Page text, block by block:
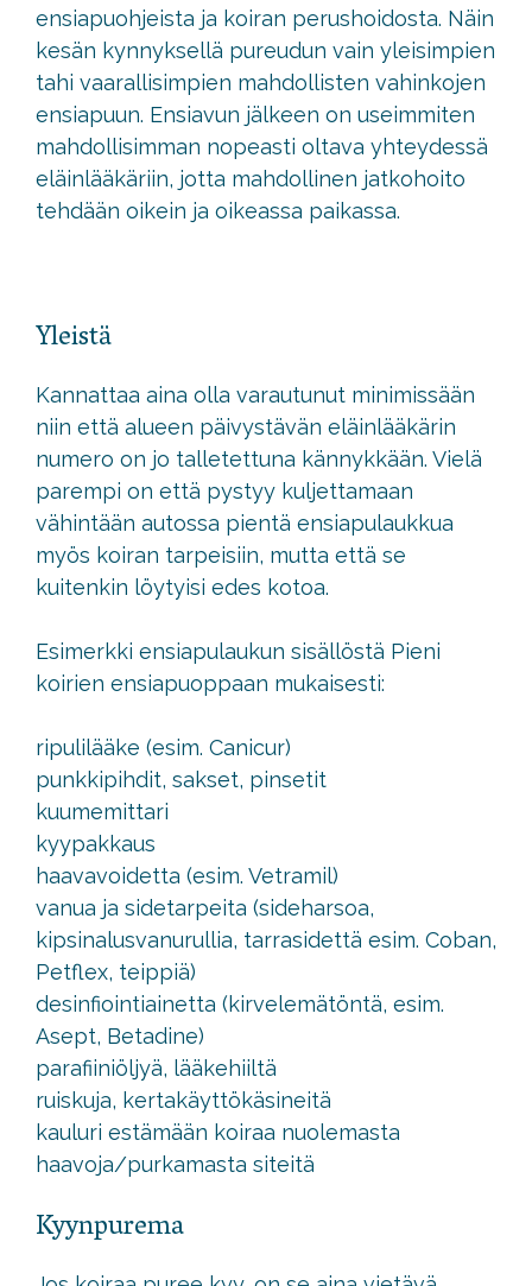
ensiapuohjeista ja koiran perushoidosta. Näin
kesän kynnyksellä pureudun vain yleisimpien
tahi vaarallisimpien mahdollisten vahinkojen
ensiapuun. Ensiavun jälkeen on useimmiten
mahdollisimman nopeasti oltava yhteydessä
eläinlääkäriin, jotta mahdollinen jatkohoito
tehdään oikein ja oikeassa paikassa.
Yleistä
Kannattaa aina olla varautunut minimissään
niin että alueen päivystävän eläinlääkärin
numero on jo talletettuna kännykkään. Vielä
parempi on että pystyy kuljettamaan
vähintään autossa pientä ensiapulaukkua
myös koiran tarpeisiin, mutta että se
kuitenkin löytyisi edes kotoa.
Esimerkki ensiapulaukun sisällöstä Pieni
koirien ensiapuoppaan mukaisesti:
ripulilääke (esim. Canicur)
punkkipihdit, sakset, pinsetit
kuumemittari
kyypakkaus
haavavoidetta (esim. Vetramil)
vanua ja sidetarpeita (sideharsoa,
kipsinalusvanurullia, tarrasidettä esim. Coban,
Petflex, teippiä)
desinfiointiainetta (kirvelemätöntä, esim.
Asept, Betadine)
parafiiniöljyä, lääkehiiltä
ruiskuja, kertakäyttökäsineitä
kauluri estämään koiraa nuolemasta
haavoja/purkamasta siteitä
Kyynpurema